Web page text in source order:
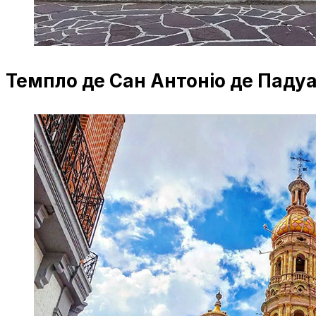
Темпло де Сан Антоніо де